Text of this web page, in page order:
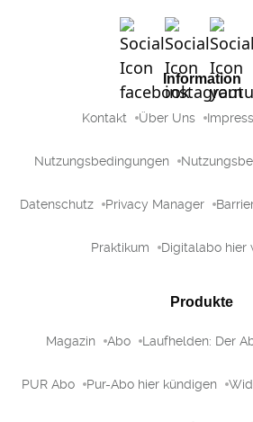
Information
Kontakt Über Uns
Nutzungsbedingungen
Datenschutz Privacy Manager
Praktikum Digitalabo hier
Produkte
Magazin Abo Laufhelden: Der
PUR Abo Pur-Abo hier kündigen